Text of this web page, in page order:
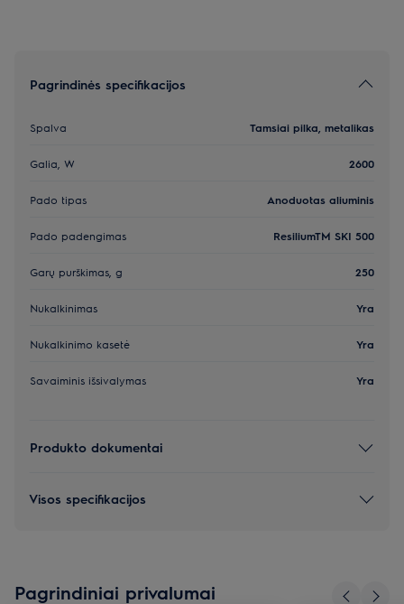
Pagrindinės specifikacijos
Spalva Tamsiai pilka, metalikas
Galia, W 2600
Pado tipas Anoduotas aliuminis
Pado padengimas ResiliumTM SKI 500
Garų purškimas, g 250
Nukalkinimas Yra
Nukalkinimo kasetė Yra
Savaiminis išsivalymas Yra
Produkto dokumentai
Visos specifikacijos
Pagrindiniai privalumai